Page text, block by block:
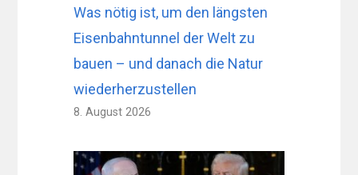
Was nötig ist, um den längsten
Eisenbahntunnel der Welt zu
bauen – und danach die Natur
wiederherzustellen
8. August 2026